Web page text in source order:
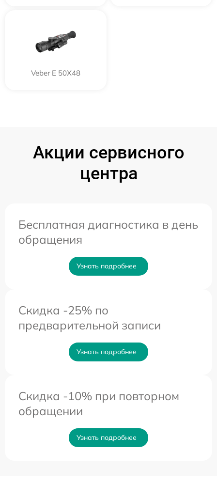
Veber E 50X48
Акции сервисного
центра
Бесплатная диагностика в день
обращения
Узнать подробнее
Скидка -25% по
предварительной записи
Узнать подробнее
Скидка -10% при повторном
обращении
Узнать подробнее